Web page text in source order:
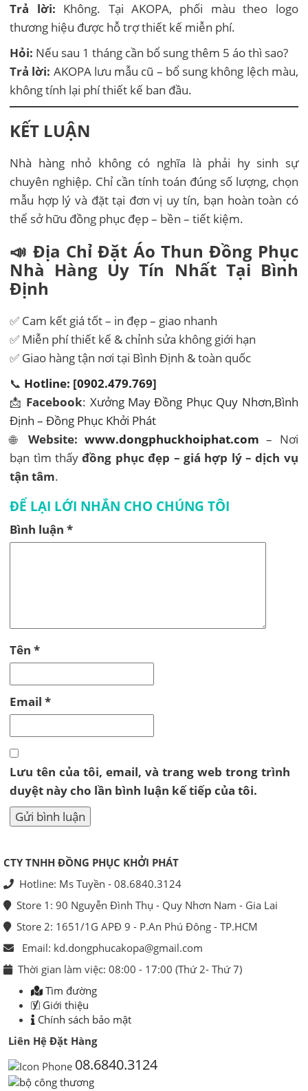
Trả lời: Không. Tại AKOPA, phối màu theo logo
thương hiệu được hỗ trợ thiết kế miễn phí.
Hỏi: Nếu sau 1 tháng cần bổ sung thêm 5 áo thì sao?
Trả lời: AKOPA lưu mẫu cũ – bổ sung không lệch màu,
không tính lại phí thiết kế ban đầu.
KẾT LUẬN
Nhà hàng nhỏ không có nghĩa là phải hy sinh sự
chuyên nghiệp. Chỉ cần tính toán đúng số lượng, chọn
mẫu hợp lý và đặt tại đơn vị uy tín, bạn hoàn toàn có
thể sở hữu đồng phục đẹp – bền – tiết kiệm.
📣 Địa Chỉ Đặt Áo Thun Đồng Phục
Nhà Hàng Uy Tín Nhất Tại Bình
Định
✅ Cam kết giá tốt – in đẹp – giao nhanh
✅ Miễn phí thiết kế & chỉnh sửa không giới hạn
✅ Giao hàng tận nơi tại Bình Định & toàn quốc
📞 Hotline: [0902.479.769]
📩 Facebook: Xưởng May Đồng Phục Quy Nhơn,Bình
Định – Đồng Phục Khởi Phát
🌐 Website:www.dongphuckhoiphat.com – Nơi
bạn tìm thấyđồng phục đẹp – giá hợp lý – dịch vụ
tận tâm.
ĐỂ LẠI LỚI NHẮN CHO CHÚNG TÔI
Bình luận*
Tên*
Email*
Lưu tên của tôi, email, và trang web trong trình
duyệt này cho lần bình luận kế tiếp của tôi.
CTY TNHH ĐỒNG PHỤC KHỞI PHÁT
Hotline: Ms Tuyền - 08.6840.3124
Store 1: 90 Nguyễn Đình Thụ - Quy Nhơn Nam - Gia Lai
Store 2: 1651/1G APĐ 9 - P.An Phú Đông - TP.HCM
Email: kd.dongphucakopa@gmail.com
Thời gian làm việc: 08:00 - 17:00 (Thứ 2- Thứ 7)
Tìm đường
Giới thiệu
Chính sách bảo mật
Liên Hệ Đặt Hàng
08.6840.3124